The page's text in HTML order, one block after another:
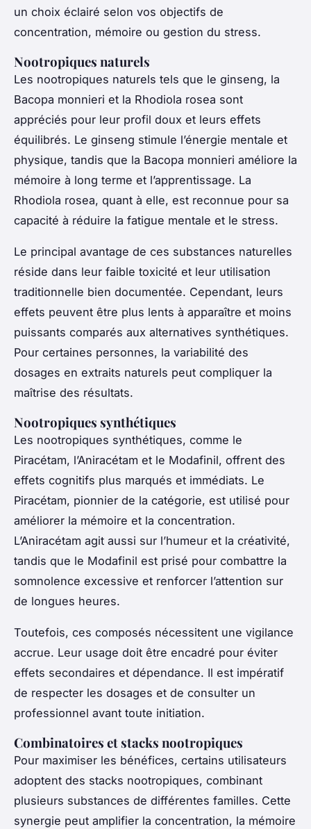
un choix éclairé selon vos objectifs de
concentration, mémoire ou gestion du stress.
Nootropiques naturels
Les nootropiques naturels tels que le ginseng, la
Bacopa monnieri et la Rhodiola rosea sont
appréciés pour leur profil doux et leurs effets
équilibrés. Le ginseng stimule l’énergie mentale et
physique, tandis que la Bacopa monnieri améliore la
mémoire à long terme et l’apprentissage. La
Rhodiola rosea, quant à elle, est reconnue pour sa
capacité à réduire la fatigue mentale et le stress.
Le principal avantage de ces substances naturelles
réside dans leur faible toxicité et leur utilisation
traditionnelle bien documentée. Cependant, leurs
effets peuvent être plus lents à apparaître et moins
puissants comparés aux alternatives synthétiques.
Pour certaines personnes, la variabilité des
dosages en extraits naturels peut compliquer la
maîtrise des résultats.
Nootropiques synthétiques
Les nootropiques synthétiques, comme le
Piracétam, l’Aniracétam et le Modafinil, offrent des
effets cognitifs plus marqués et immédiats. Le
Piracétam, pionnier de la catégorie, est utilisé pour
améliorer la mémoire et la concentration.
L’Aniracétam agit aussi sur l’humeur et la créativité,
tandis que le Modafinil est prisé pour combattre la
somnolence excessive et renforcer l’attention sur
de longues heures.
Toutefois, ces composés nécessitent une vigilance
accrue. Leur usage doit être encadré pour éviter
effets secondaires et dépendance. Il est impératif
de respecter les dosages et de consulter un
professionnel avant toute initiation.
Combinatoires et stacks nootropiques
Pour maximiser les bénéfices, certains utilisateurs
adoptent des stacks nootropiques, combinant
plusieurs substances de différentes familles. Cette
synergie peut amplifier la concentration, la mémoire